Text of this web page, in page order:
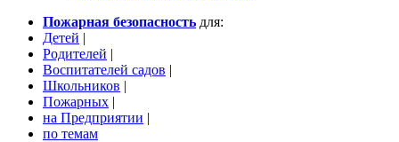
Пожарная безопасность для:
Детей |
Родителей |
Воспитателей садов |
Школьников |
Пожарных |
на Предприятии |
по темам